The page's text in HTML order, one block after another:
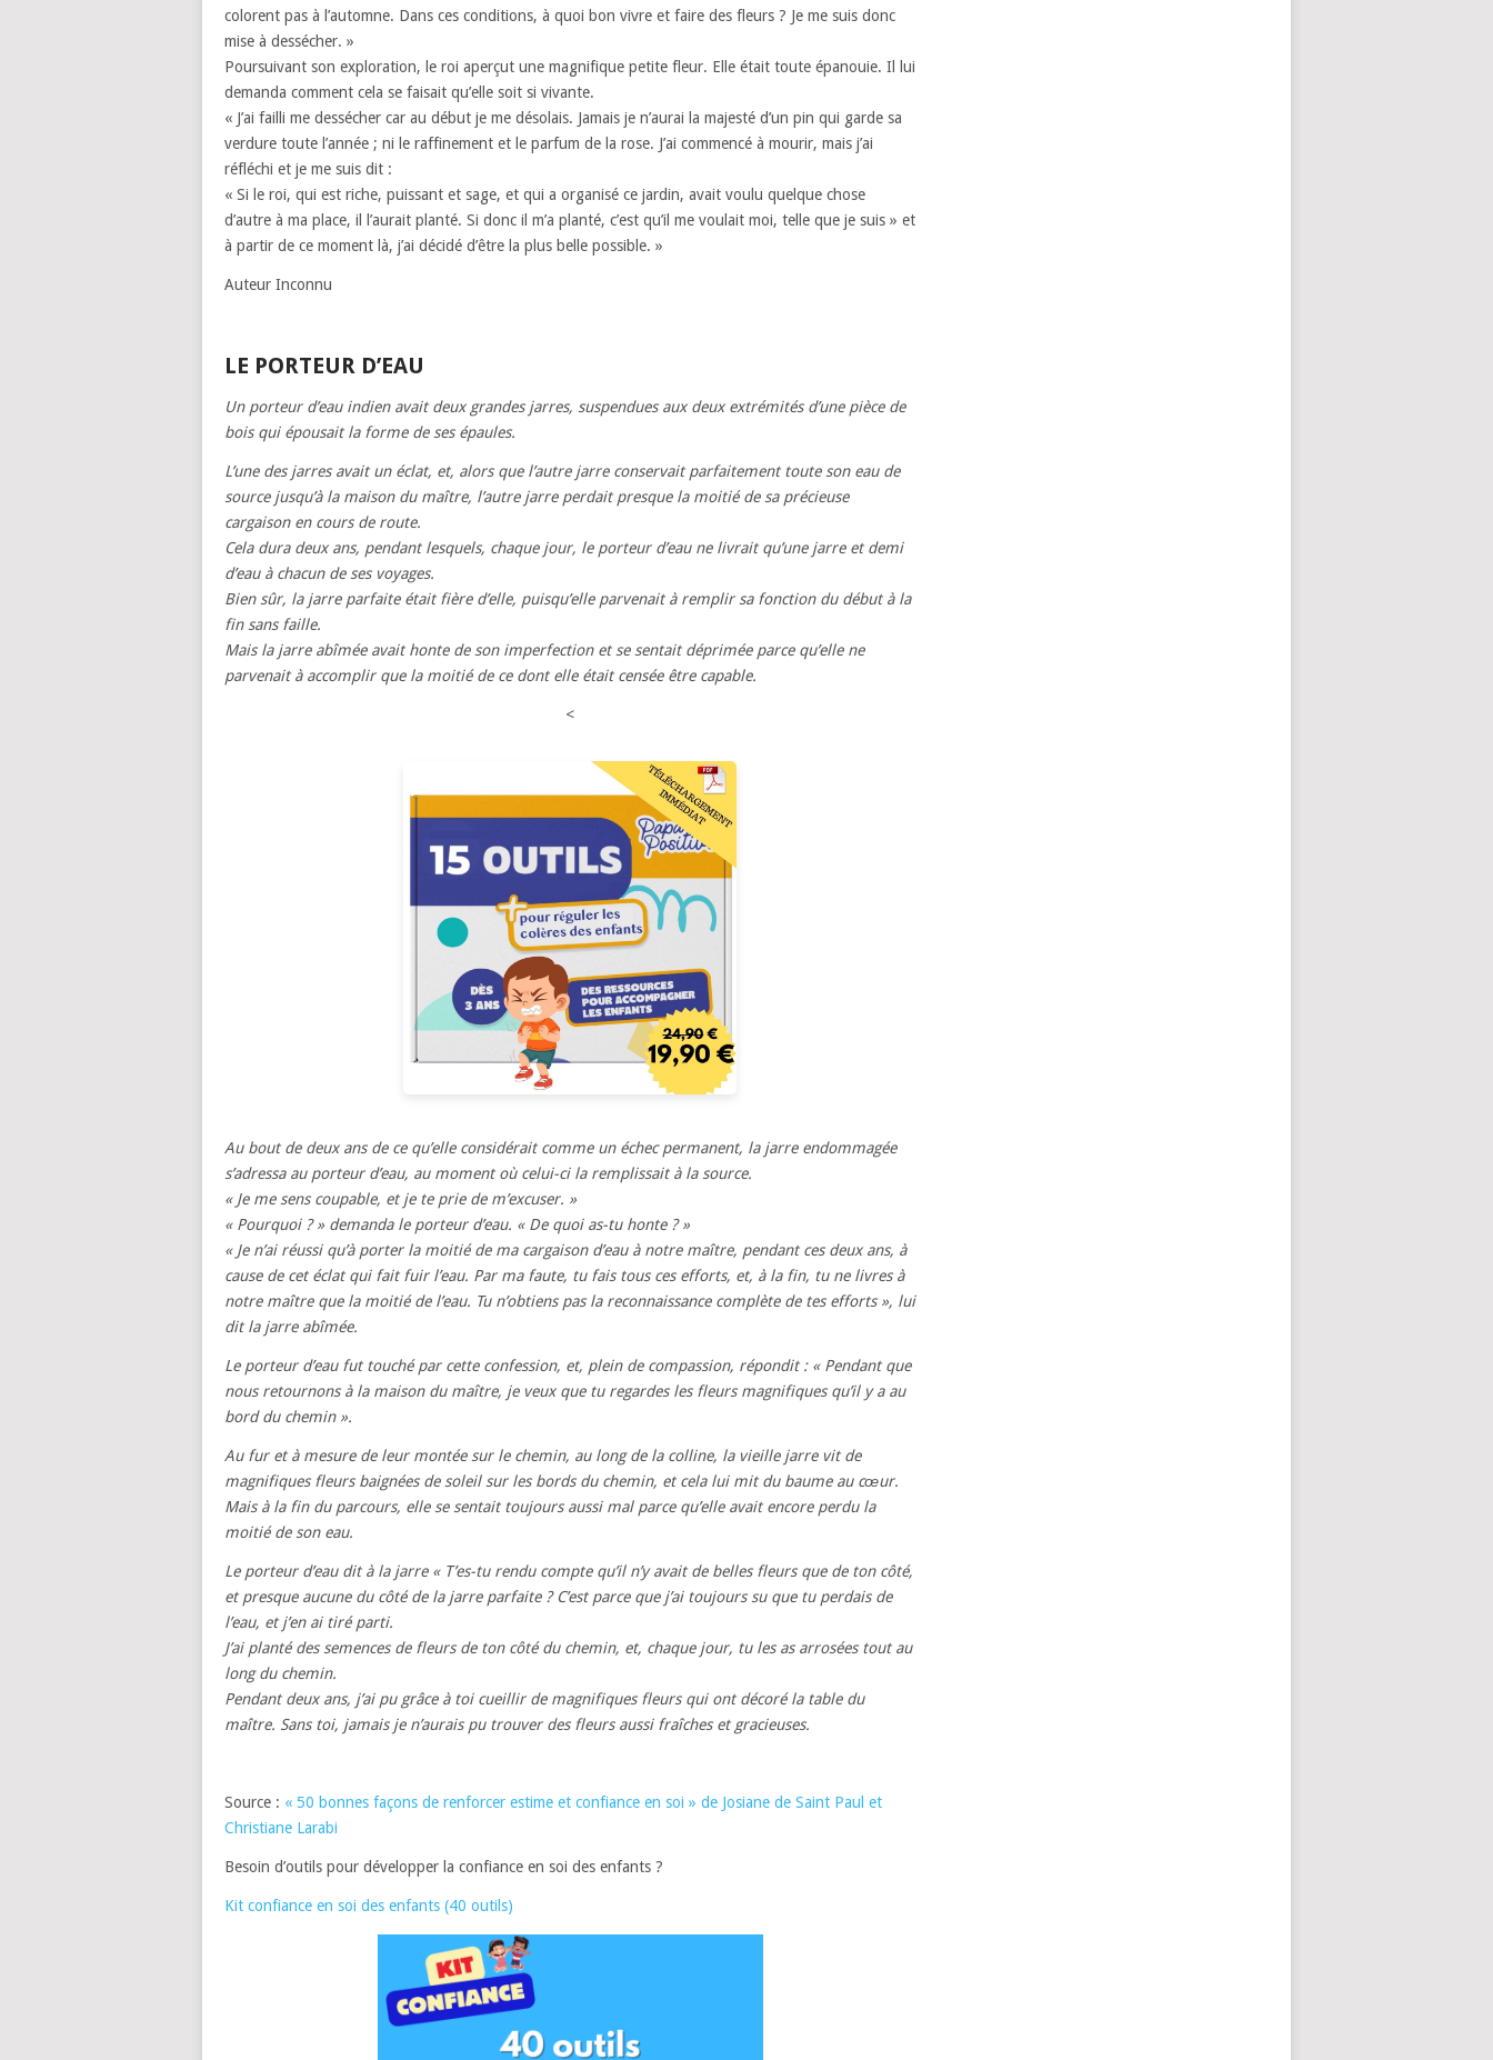
colorent pas à l’automne. Dans ces conditions, à quoi bon vivre et faire des fleurs ? Je me suis donc
mise à dessécher. »
Poursuivant son exploration, le roi aperçut une magnifique petite fleur. Elle était toute épanouie. Il lui
demanda comment cela se faisait qu’elle soit si vivante.
« J’ai failli me dessécher car au début je me désolais. Jamais je n’aurai la majesté d’un pin qui garde sa
verdure toute l’année ; ni le raffinement et le parfum de la rose. J’ai commencé à mourir, mais j’ai
réfléchi et je me suis dit :
« Si le roi, qui est riche, puissant et sage, et qui a organisé ce jardin, avait voulu quelque chose
d’autre à ma place, il l’aurait planté. Si donc il m’a planté, c’est qu’il me voulait moi, telle que je suis » et
à partir de ce moment là, j’ai décidé d’être la plus belle possible. »
Auteur Inconnu
LE PORTEUR D’EAU
Un porteur d’eau indien avait deux grandes jarres, suspendues aux deux extrémités d’une pièce de
bois qui épousait la forme de ses épaules.
L’une des jarres avait un éclat, et, alors que l’autre jarre conservait parfaitement toute son eau de
source jusqu’à la maison du maître, l’autre jarre perdait presque la moitié de sa précieuse
cargaison en cours de route.
Cela dura deux ans, pendant lesquels, chaque jour, le porteur d’eau ne livrait qu’une jarre et demi
d’eau à chacun de ses voyages.
Bien sûr, la jarre parfaite était fière d’elle, puisqu’elle parvenait à remplir sa fonction du début à la
fin sans faille.
Mais la jarre abîmée avait honte de son imperfection et se sentait déprimée parce qu’elle ne
parvenait à accomplir que la moitié de ce dont elle était censée être capable.
<
Au bout de deux ans de ce qu’elle considérait comme un échec permanent, la jarre endommagée
s’adressa au porteur d’eau, au moment où celui-ci la remplissait à la source.
« Je me sens coupable, et je te prie de m’excuser. »
« Pourquoi ? » demanda le porteur d’eau. « De quoi as-tu honte ? »
« Je n’ai réussi qu’à porter la moitié de ma cargaison d’eau à notre maître, pendant ces deux ans, à
cause de cet éclat qui fait fuir l’eau. Par ma faute, tu fais tous ces efforts, et, à la fin, tu ne livres à
notre maître que la moitié de l’eau. Tu n’obtiens pas la reconnaissance complète de tes efforts », lui
dit la jarre abîmée.
Le porteur d’eau fut touché par cette confession, et, plein de compassion, répondit : « Pendant que
nous retournons à la maison du maître, je veux que tu regardes les fleurs magnifiques qu’il y a au
bord du chemin ».
Au fur et à mesure de leur montée sur le chemin, au long de la colline, la vieille jarre vit de
magnifiques fleurs baignées de soleil sur les bords du chemin, et cela lui mit du baume au cœur.
Mais à la fin du parcours, elle se sentait toujours aussi mal parce qu’elle avait encore perdu la
moitié de son eau.
Le porteur d’eau dit à la jarre « T’es-tu rendu compte qu’il n’y avait de belles fleurs que de ton côté,
et presque aucune du côté de la jarre parfaite ? C’est parce que j’ai toujours su que tu perdais de
l’eau, et j’en ai tiré parti.
J’ai planté des semences de fleurs de ton côté du chemin, et, chaque jour, tu les as arrosées tout au
long du chemin.
Pendant deux ans, j’ai pu grâce à toi cueillir de magnifiques fleurs qui ont décoré la table du
maître. Sans toi, jamais je n’aurais pu trouver des fleurs aussi fraîches et gracieuses.
Source : « 50 bonnes façons de renforcer estime et confiance en soi » de Josiane de Saint Paul et
Christiane Larabi
Besoin d’outils pour développer la confiance en soi des enfants ?
Kit confiance en soi des enfants (40 outils)